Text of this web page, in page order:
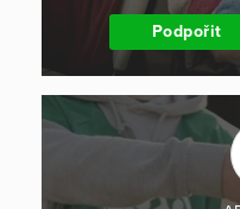
Podpořit